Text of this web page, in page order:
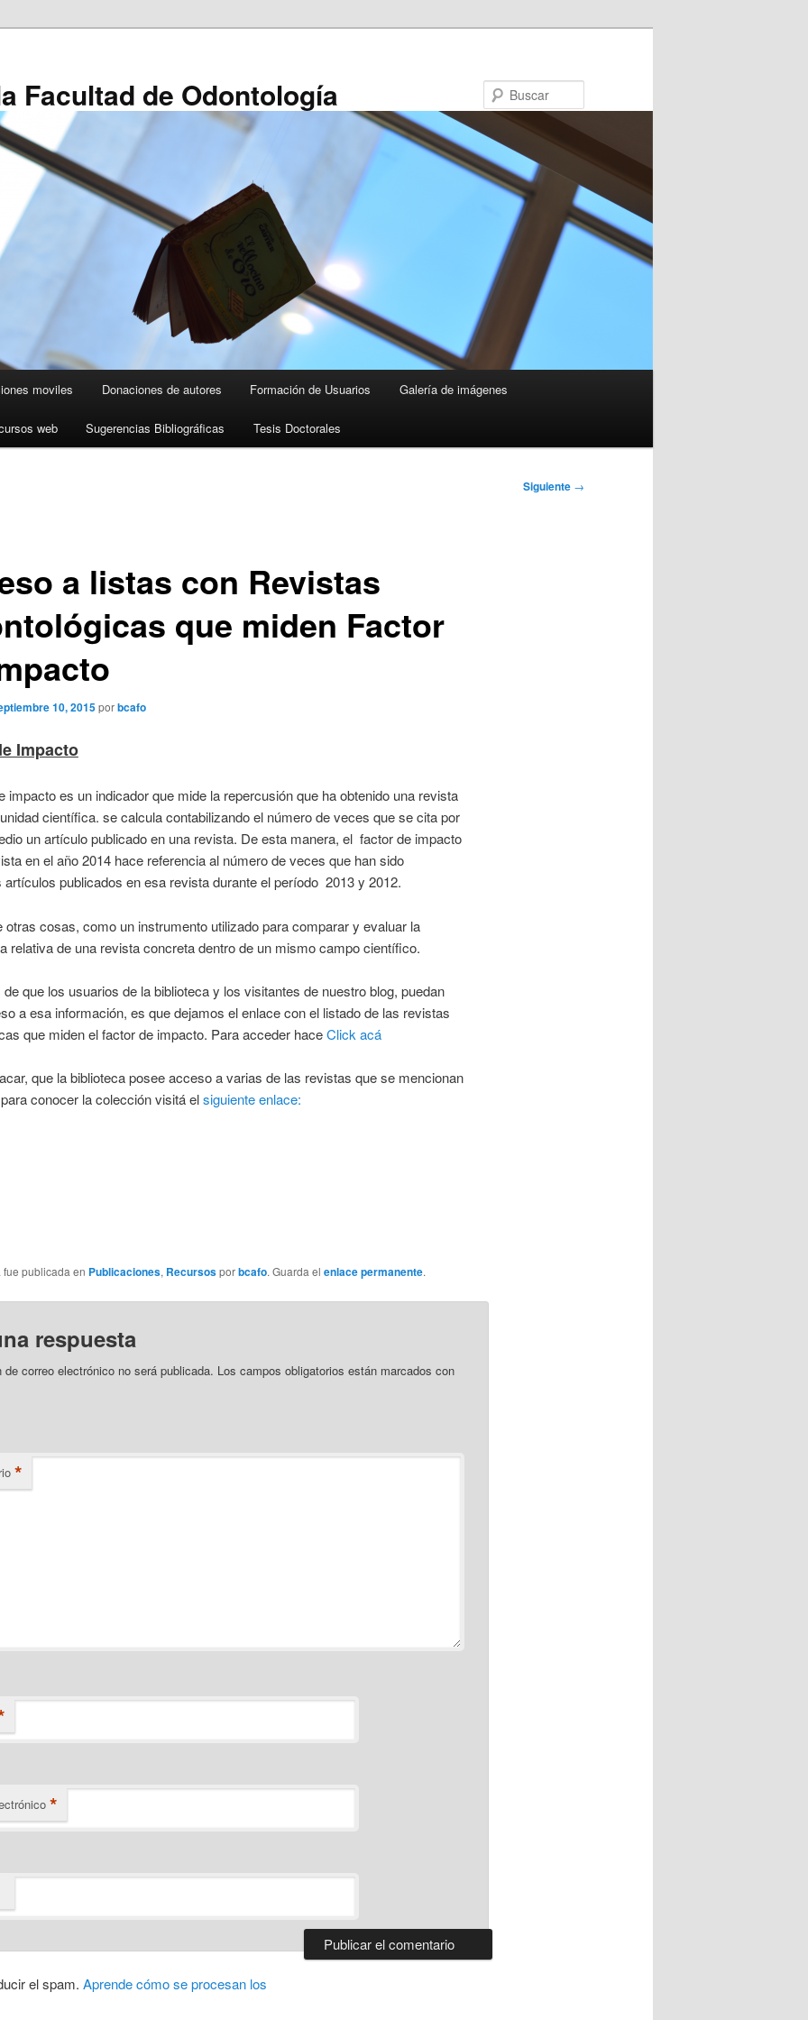
Facultad de Odontología
moviles Donaciones de autores Formación de Usuarios Galería de imágenes
web Sugerencias Bibliográficas Tesis Doctorales
Siguiente →
a listas con Revistas
que miden Factor
10, 2015porbcafo
Impacto
impacto es un indicador que mide la repercusión que ha obtenido una revista
científica. se calcula contabilizando el número de veces que se cita por
un artículo publicado en una revista. De esta manera, el factor de impacto
en el año 2014 hace referencia al número de veces que han sido
artículos publicados en esa revista durante el período 2013 y 2012.
otras cosas, como un instrumento utilizado para comparar y evaluar la
relativa de una revista concreta dentro de un mismo campo científico.
que los usuarios de la biblioteca y los visitantes de nuestro blog, puedan
a esa información, es que dejamos el enlace con el listado de las revistas
que miden el factor de impacto. Para acceder haceClick acá
que la biblioteca posee acceso a varias de las revistas que se mencionan
conocer la colección visitá elsiguiente enlace:
fue publicada en Publicaciones, Recursosporbcafo. Guarda el enlace permanente.
respuesta
de correo electrónico no será publicada. Los campos obligatorios están marcados con
*
*
el spam. Aprende cómo se procesan los